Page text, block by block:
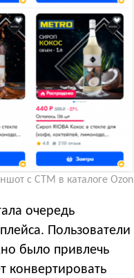
с CTM в каталоге Ozon
очередь
Пользователи
было привлечь
конвертировать